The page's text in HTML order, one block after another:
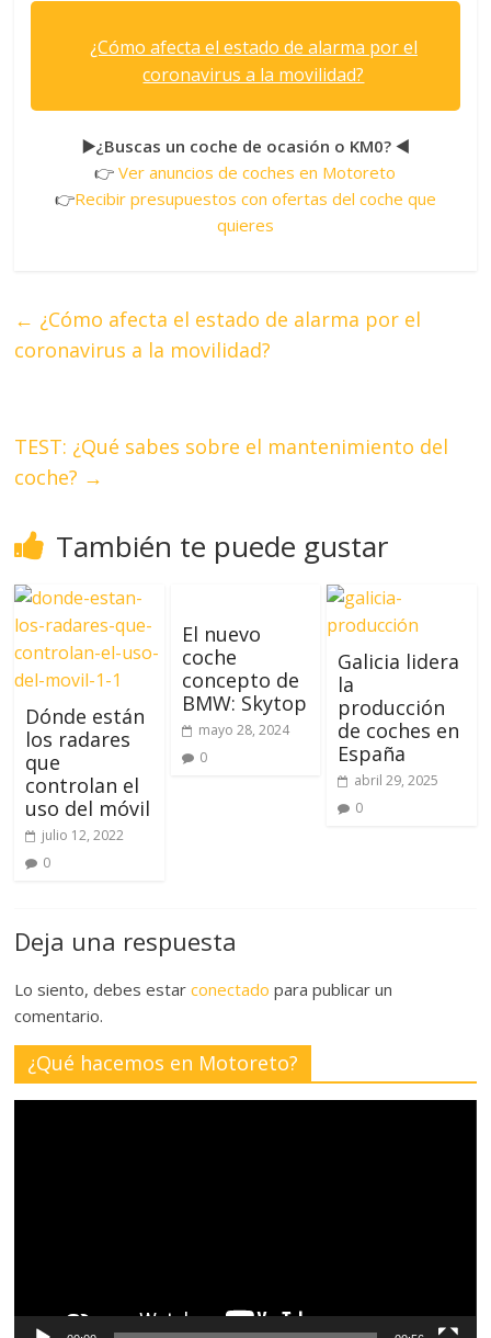
¿Cómo afecta el estado de alarma por el
coronavirus a la movilidad?
▶️¿Buscas un coche de ocasión o KM0? ◀️
👉Ver anuncios de coches en Motoreto
👉Recibir presupuestos con ofertas del coche que
quieres
← ¿Cómo afecta el estado de alarma por el
coronavirus a la movilidad?
TEST: ¿Qué sabes sobre el mantenimiento del
coche? →
También te puede gustar
Dónde están
los radares
que
controlan el
uso del móvil
julio 12, 2022
0
El nuevo
coche
concepto de
BMW: Skytop
mayo 28, 2024
0
Galicia lidera
la
producción
de coches en
España
abril 29, 2025
0
Deja una respuesta
Lo siento, debes estarconectado para publicar un
comentario.
¿Qué hacemos en Motoreto?